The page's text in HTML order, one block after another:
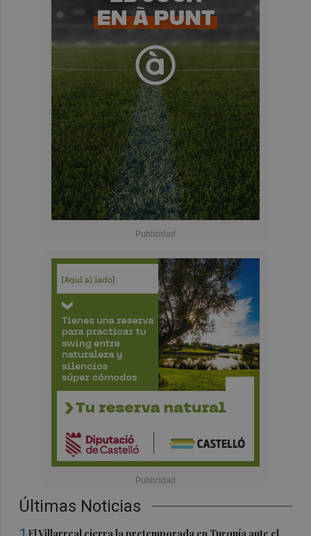
Últimas Noticias